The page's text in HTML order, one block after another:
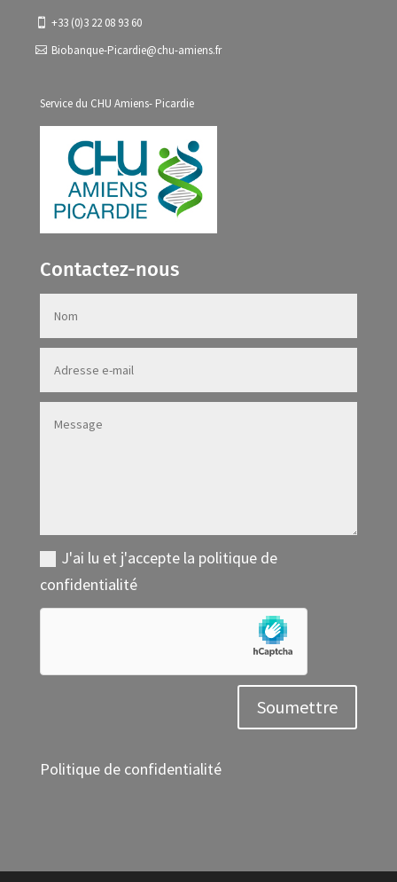
+33 (0)3 22 08 93 60
Biobanque-Picardie@chu-amiens.fr
Service du CHU Amiens- Picardie
Contactez-nous
J'ai lu et j'accepte la politique de
confidentialité
Soumettre
Politique de confidentialité